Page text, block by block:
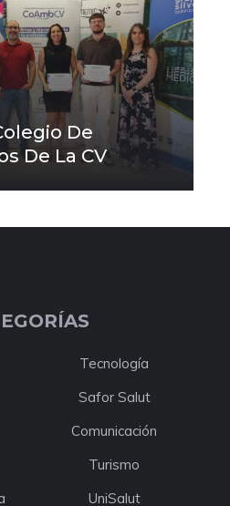
De
De La CV
Tecnología
Safor Salut
Comunicación
Turismo
UniSalut